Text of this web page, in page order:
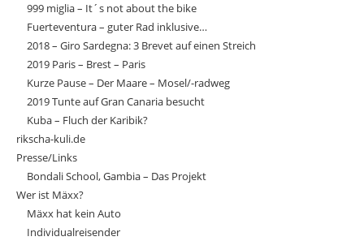
999 miglia – It´s not about the bike
Fuerteventura – guter Rad inklusive…
2018 – Giro Sardegna: 3 Brevet auf einen Streich
2019 Paris – Brest – Paris
Kurze Pause – Der Maare – Mosel/-radweg
2019 Tunte auf Gran Canaria besucht
Kuba – Fluch der Karibik?
rikscha-kuli.de
Presse/Links
Bondali School, Gambia – Das Projekt
Wer ist Mäxx?
Mäxx hat kein Auto
Individualreisender